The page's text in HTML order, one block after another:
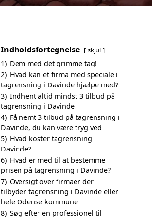
Indholdsfortegnelse skjul
1) Dem med det grimme tag!
2) Hvad kan et firma med speciale i
tagrensning i Davinde hjælpe med?
3) Indhent altid mindst 3 tilbud på
tagrensning i Davinde
4) Få nemt 3 tilbud på tagrensning i
Davinde, du kan være tryg ved
5) Hvad koster tagrensning i
Davinde?
6) Hvad er med til at bestemme
prisen på tagrensning i Davinde?
7) Oversigt over firmaer der
tilbyder tagrensning i Davinde eller
hele Odense kommune
8) Søg efter en professionel til